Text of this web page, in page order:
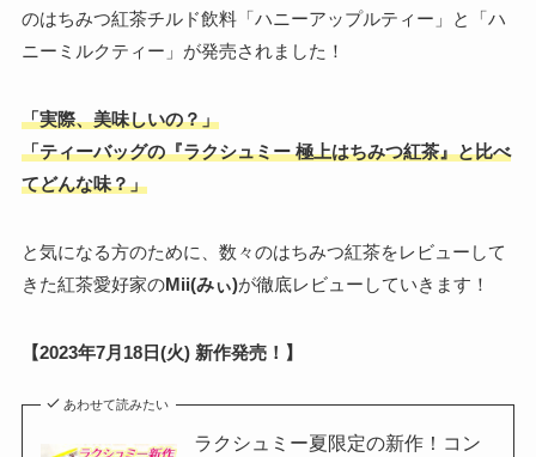
のはちみつ紅茶チルド飲料「ハニーアップルティー 」と「ハ
ニーミルクティー 」が発売されました！
「実際、美味しいの？」
「ティーバッグの『ラクシュミー 極上はちみつ紅茶』と比べ
てどんな味？」
と気になる方のために、数々のはちみつ紅茶をレビューして
きた紅茶愛好家のMii(みぃ)が徹底レビューしていきます！
【2023年7月18日(火) 新作発売！】
あわせて読みたい
ラクシュミー夏限定の新作！コン